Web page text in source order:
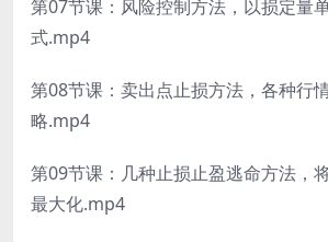
第07节课：风险控制方法，以损定量
式.mp4
第08节课：卖出点止损方法，各种行
略.mp4
第09节课：几种止损止盈逃命方法，
最大化.mp4